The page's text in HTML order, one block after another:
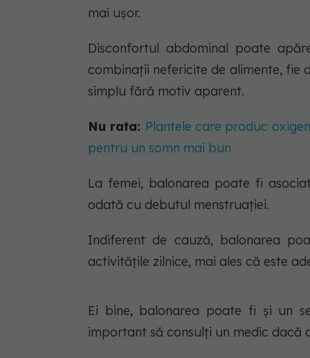
mai ușor.
Disconfortul abdominal poate
combinații nefericite de alimente, fie
simplu fără motiv aparent.
Nu rata: Plantele care produc
pentru un somn mai bun
La femei, balonarea poate fi
odată cu debutul menstruației.
Indiferent de cauză, balonarea
activitățile zilnice, mai ales că este
Ei bine, balonarea poate fi și un
important să consulți un medic dacă